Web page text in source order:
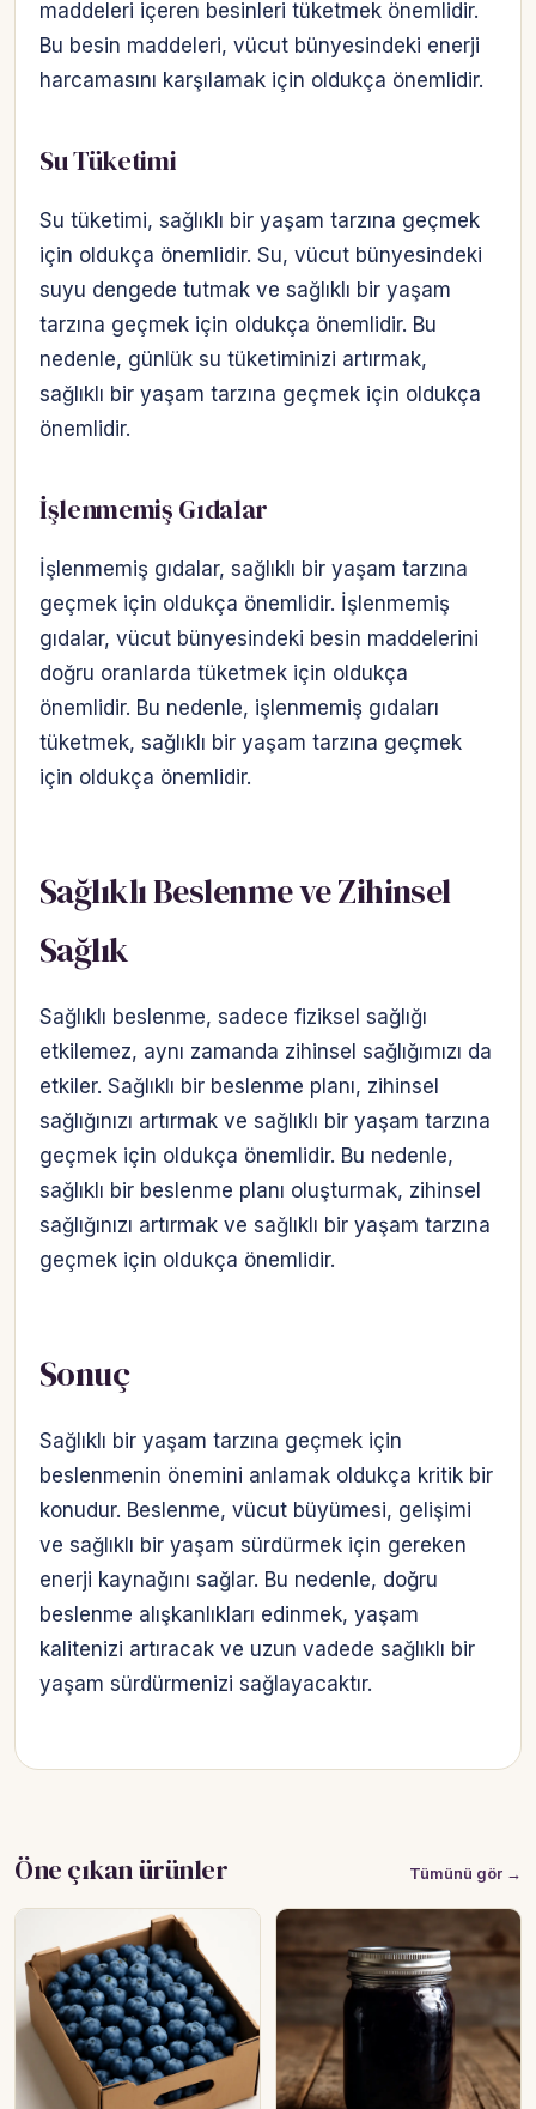
maddeleri içeren besinleri tüketmek önemlidir.
Bu besin maddeleri, vücut bünyesindeki enerji
harcamasını karşılamak için oldukça önemlidir.
Su Tüketimi
Su tüketimi, sağlıklı bir yaşam tarzına geçmek
için oldukça önemlidir. Su, vücut bünyesindeki
suyu dengede tutmak ve sağlıklı bir yaşam
tarzına geçmek için oldukça önemlidir. Bu
nedenle, günlük su tüketiminizi artırmak,
sağlıklı bir yaşam tarzına geçmek için oldukça
önemlidir.
İşlenmemiş Gıdalar
İşlenmemiş gıdalar, sağlıklı bir yaşam tarzına
geçmek için oldukça önemlidir. İşlenmemiş
gıdalar, vücut bünyesindeki besin maddelerini
doğru oranlarda tüketmek için oldukça
önemlidir. Bu nedenle, işlenmemiş gıdaları
tüketmek, sağlıklı bir yaşam tarzına geçmek
için oldukça önemlidir.
Sağlıklı Beslenme ve Zihinsel
Sağlık
Sağlıklı beslenme, sadece fiziksel sağlığı
etkilemez, aynı zamanda zihinsel sağlığımızı da
etkiler. Sağlıklı bir beslenme planı, zihinsel
sağlığınızı artırmak ve sağlıklı bir yaşam tarzına
geçmek için oldukça önemlidir. Bu nedenle,
sağlıklı bir beslenme planı oluşturmak, zihinsel
sağlığınızı artırmak ve sağlıklı bir yaşam tarzına
geçmek için oldukça önemlidir.
Sonuç
Sağlıklı bir yaşam tarzına geçmek için
beslenmenin önemini anlamak oldukça kritik bir
konudur. Beslenme, vücut büyümesi, gelişimi
ve sağlıklı bir yaşam sürdürmek için gereken
enerji kaynağını sağlar. Bu nedenle, doğru
beslenme alışkanlıkları edinmek, yaşam
kalitenizi artıracak ve uzun vadede sağlıklı bir
yaşam sürdürmenizi sağlayacaktır.
Öne çıkan ürünler Tümünü gör →